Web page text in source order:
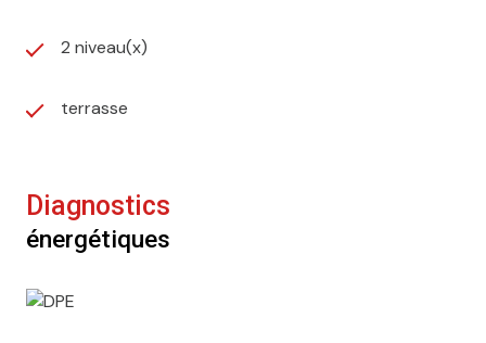
2 niveau(x)
terrasse
Diagnostics
énergétiques